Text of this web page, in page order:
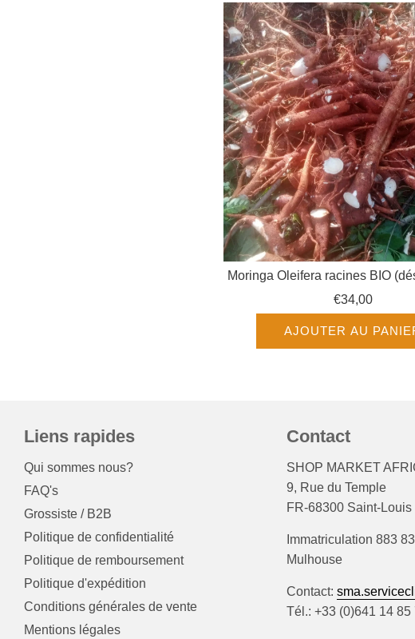
Moringa Oleifera racines BIO
€34,00
AJOUTER AU
Liens rapides
Qui sommes nous?
FAQ's
Grossiste / B2B
Politique de confidentialité
Politique de remboursement
Politique d'expédition
Conditions générales de vente
Mentions légales
Contact
SHOP MARKET
9, Rue du Temple
FR-68300 Saint-Louis
Immatriculation 883
Mulhouse
Contact:
Tél.: +33 (0)641 14 85